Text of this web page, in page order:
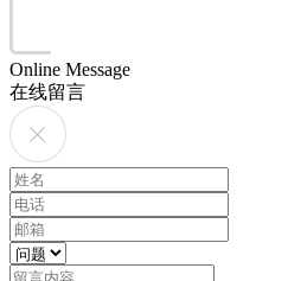
Online Message
在线留言